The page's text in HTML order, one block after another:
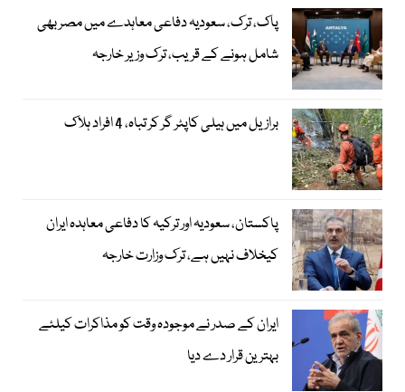
پاک، ترک، سعودیہ دفاعی معاہدے میں مصر بھی
شامل ہونے کے قریب، ترک وزیر خارجہ
برازیل میں ہیلی کاپٹر گر کر تباہ، 4 افراد ہلاک
پاکستان، سعودیہ اور ترکیہ کا دفاعی معاہدہ ایران
کیخلاف نہیں ہے، ترک وزارت خارجہ
ایران کے صدر نے موجودہ وقت کو مذاکرات کیلئے
بہترین قرار دے دیا